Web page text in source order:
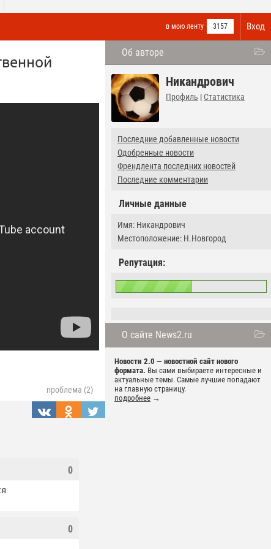
Вход
в мою ленту 3157
Об авторе
Никандрович
Профиль | Статистика
Последние добавленные новости
Одобренные новости
Френдлента последних новостей
Последние комментарии
Личные данные
Имя: Никандрович
Местоположение: Н.Новгород
Репутация:
О сайте News2.ru
Новости 2.0 — новостной сайт нового
формата. Вы сами выбираете интересные и
актуальные темы. Самые лучшие попадают
на главную страницу.
подробнее →
проблема (2)
0
0